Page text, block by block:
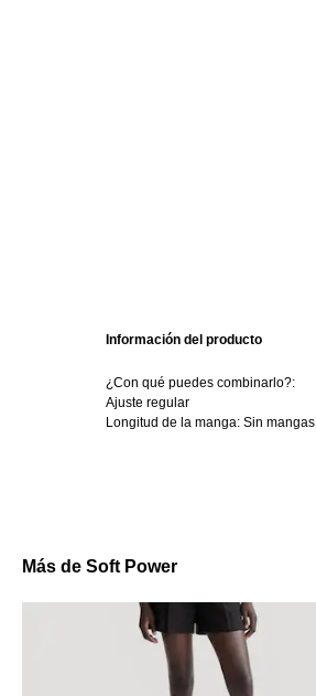
Información del producto
¿Con qué puedes combinarlo?:
Ajuste regular
Longitud de la manga: Sin mangas
Más de Soft Power